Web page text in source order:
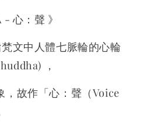
心：聲 》
文中人體七脈輪的心輪
，
，故作「心：聲（Voice